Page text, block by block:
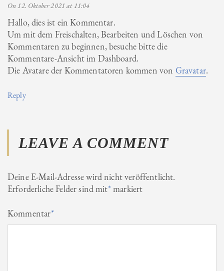
On 12. Oktober 2021 at 11:04
Hallo, dies ist ein Kommentar.
Um mit dem Freischalten, Bearbeiten und Löschen von
Kommentaren zu beginnen, besuche bitte die
Kommentare-Ansicht im Dashboard.
Die Avatare der Kommentatoren kommen von Gravatar.
Reply
LEAVE A COMMENT
Deine E-Mail-Adresse wird nicht veröffentlicht.
Erforderliche Felder sind mit*markiert
Kommentar*